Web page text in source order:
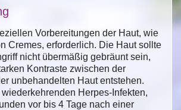
Vorbereitungen der Haut, wie
Cremes, erforderlich. Die Haut sollte
nicht übermäßig gebräunt sein,
Kontraste zwischen der
unbehandelten Haut entstehen.
Herpes-Infekten,
vor bis 4 Tage nach einer